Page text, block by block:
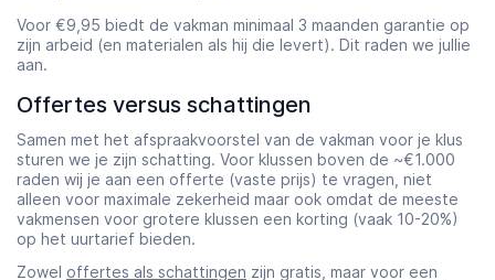
Voor €9,95 biedt de vakman minimaal 3 maanden garantie op
zijn arbeid (en materialen als hij die levert). Dit raden we jullie
aan.
Offertes versus schattingen
Samen met het afspraakvoorstel van de vakman voor je klus
sturen we je zijn schatting. Voor klussen boven de ~€1.000
raden wij je aan een offerte (vaste prijs) te vragen, niet
alleen voor maximale zekerheid maar ook omdat de meeste
vakmensen voor grotere klussen een korting (vaak 10-20%)
op het uurtarief bieden.
Zowel offertes als schattingen zijn gratis, maar voor een